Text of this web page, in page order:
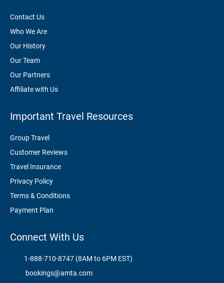
Contact Us
Who We Are
Our History
Our Team
Our Partners
Affiliate with Us
Important Travel Resources
Group Travel
Customer Reviews
Travel Insurance
Privacy Policy
Terms & Conditions
Payment Plan
Connect With Us
1-888-710-8747 (8AM to 6PM EST)
bookings@amta.com